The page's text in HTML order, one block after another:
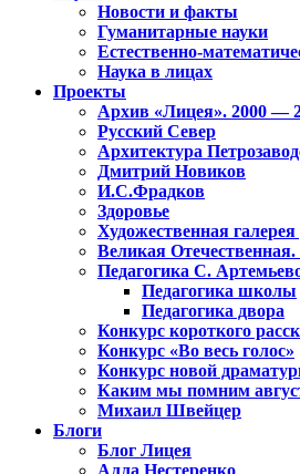
Новости и факты
Гуманитарные науки
Естественно-
Наука в лицах
Проекты
Архив «Лицея». 2000 —
Русский Север
Архитектура
Дмитрий Новиков
И.С.Фрадков
Здоровье
Художественная
Великая
Педагогика С.
Педагогика школы
Педагогика двора
Конкурс короткого
Конкурс «Во весь голос»
Конкурс новой
Каким мы помним
Михаил Швейцер
Блоги
Блог Лицея